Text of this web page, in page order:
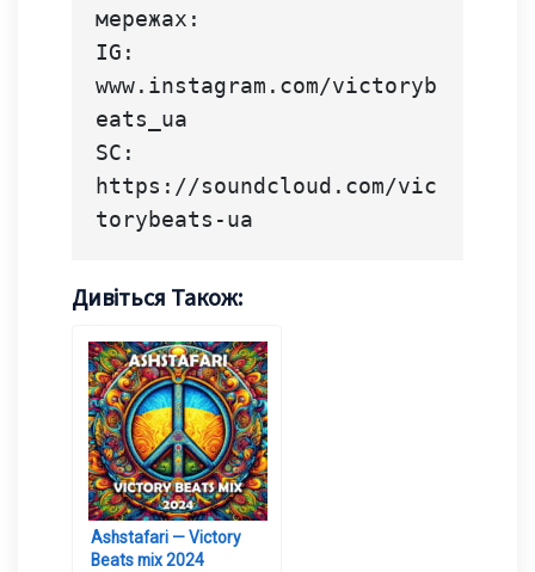
мережах:
IG:
www.instagram.com/victoryb
eats_ua
SC:
https://soundcloud.com/vic
torybeats-ua
Дивіться Також:
Ashstafari — Victory
Beats mix 2024